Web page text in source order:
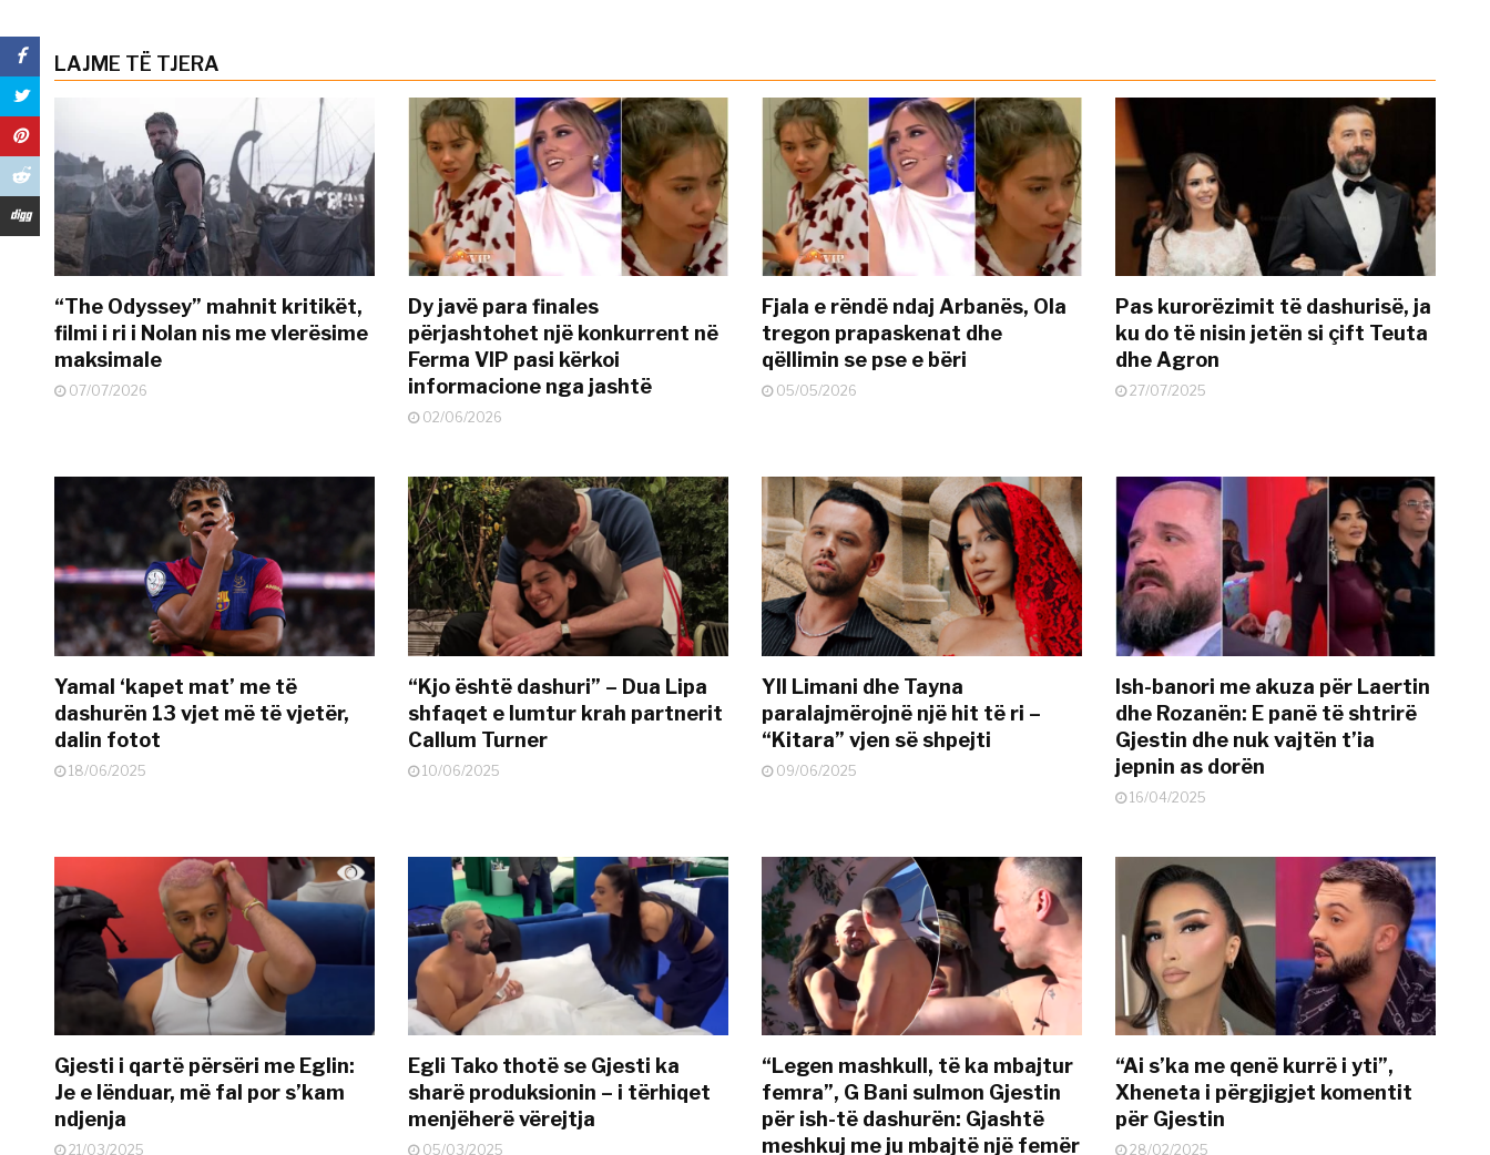
LAJME TË TJERA
“The Odyssey” mahnit kritikët,
filmi i ri i Nolan nis me vlerësime
maksimale
07/07/2026
Dy javë para finales
përjashtohet një konkurrent në
Ferma VIP pasi kërkoi
informacione nga jashtë
02/06/2026
Fjala e rëndë ndaj Arbanës, Ola
tregon prapaskenat dhe
qëllimin se pse e bëri
05/05/2026
Pas kurorëzimit të dashurisë, ja
ku do të nisin jetën si çift Teuta
dhe Agron
27/07/2025
Yamal ‘kapet mat’ me të
dashurën 13 vjet më të vjetër,
dalin fotot
18/06/2025
“Kjo është dashuri” – Dua Lipa
shfaqet e lumtur krah partnerit
Callum Turner
10/06/2025
Yll Limani dhe Tayna
paralajmërojnë një hit të ri –
“Kitara” vjen së shpejti
09/06/2025
Ish-banori me akuza për Laertin
dhe Rozanën: E panë të shtrirë
Gjestin dhe nuk vajtën t’ia
jepnin as dorën
16/04/2025
Gjesti i qartë përsëri me Eglin:
Je e lënduar, më fal por s’kam
ndjenja
21/03/2025
Egli Tako thotë se Gjesti ka
sharë produksionin – i tërhiqet
menjëherë vërejtja
05/03/2025
“Legen mashkull, të ka mbajtur
femra”, G Bani sulmon Gjestin
për ish-të dashurën: Gjashtë
meshkuj me ju mbajtë një femër
“Ai s’ka me qenë kurrë i yti”,
Xheneta i përgjigjet komentit
për Gjestin
28/02/2025